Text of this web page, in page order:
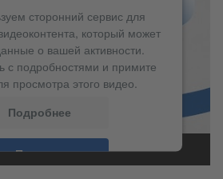
сторонний сервис для
который может
о вашей активности.
с подробностями и примите
просмотра этого видео.
Подробнее
Принять